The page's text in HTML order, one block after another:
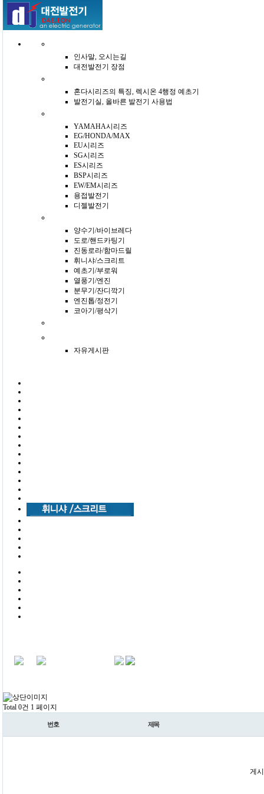
인사말, 오시는길
대전발전기 장점
혼다시리즈의 특징, 렉시온 4행정 예초기
발전기실, 올바른 발전기 사용법
YAMAHA시리즈
EG/HONDA/MAX
EU시리즈
SG시리즈
ES시리즈
BSP시리즈
EW/EM시리즈
용접발전기
디젤발전기
양수기/바이브레다
도로/핸드카팅기
진동로라/함마드릴
휘니샤/스크리트
예초기/부로워
열풍기/엔진
분무기/잔디깍기
엔진톱/정전기
코아기/평삭기
자유게시판
Total 0건 1 페이지
번호 제목
게